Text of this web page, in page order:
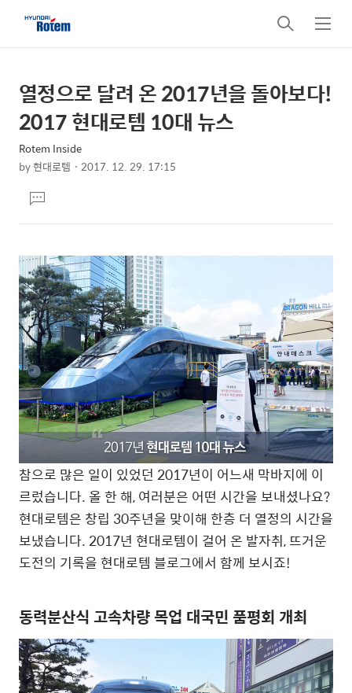
검
색
메
뉴
상
세
컨
텐
본
문
제
목
열정으로 달려 온 2017년을 돌아보다!
2017 현대로템 10대 뉴스
Rotem Inside
by현대로템 2017. 12. 29. 17:15
문댓
글
참으로 많은 일이 있었던 2017년이 어느새 막바지에 이
르렀습니다. 올 한 해, 여러분은 어떤 시간을 보내셨나요?
현대로템은 창립 30주년을 맞이해 한층 더 열정의 시간을
보냈습니다. 2017년 현대로템이 걸어 온 발자취, 뜨거운
도전의 기록을 현대로템 블로그에서 함께 보시죠!
동력분산식 고속차량 목업 대국민 품평회 개최